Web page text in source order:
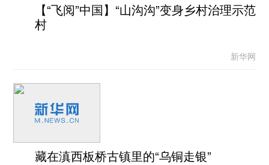
【“飞阅”中国】“山沟沟”变身乡村治理示范
村
新华网
藏在滇西板桥古镇里的“乌铜走银”